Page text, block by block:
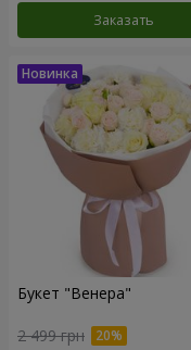
Заказать
Букет "Венера"
2 499 грн